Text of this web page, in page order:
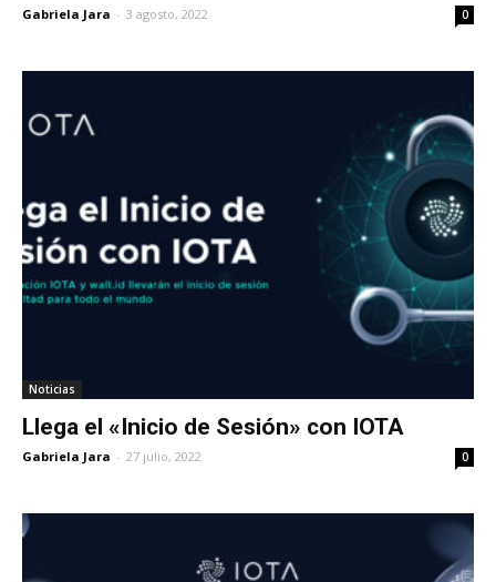
Gabriela Jara - 3 agosto, 2022 0
Noticias
Llega el «Inicio de Sesión» con IOTA
Gabriela Jara - 27 julio, 2022 0